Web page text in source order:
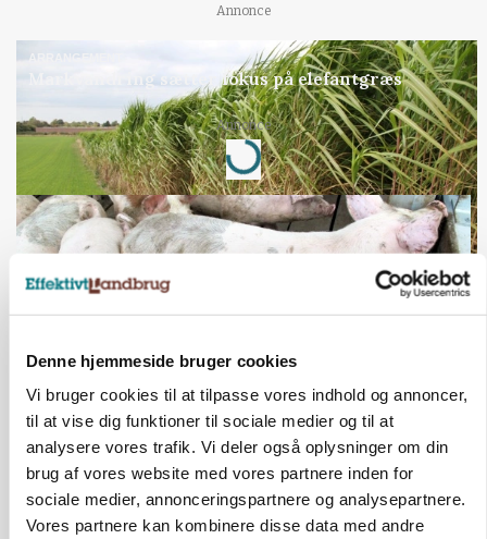
Denne hjemmeside bruger cookies
Vi bruger cookies til at tilpasse vores indhold og annoncer,
til at vise dig funktioner til sociale medier og til at
analysere vores trafik. Vi deler også oplysninger om din
brug af vores website med vores partnere inden for
sociale medier, annonceringspartnere og analysepartnere.
Vores partnere kan kombinere disse data med andre
Annonce
ARRANGEMENT
Markvandring sætter fokus på elefantgræs
Annonce
Loading...
MARKED
Grisenoteringen står stille